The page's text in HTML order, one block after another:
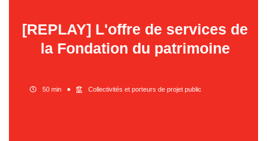
[REPLAY] L'offre de services de
la Fondation du patrimoine
50 min Collectivités et porteurs de projet public